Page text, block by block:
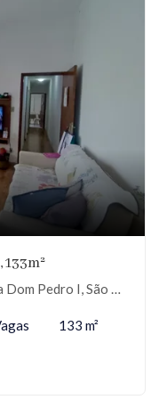
I, São Paulo-SP
133 m²